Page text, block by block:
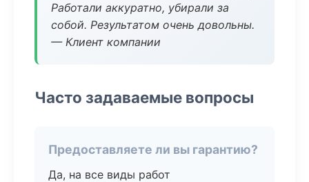
Работали аккуратно, убирали за
собой. Результатом очень довольны.
— Клиент компании
Часто задаваемые вопросы
Предоставляете ли вы гарантию?
Да, на все виды работ